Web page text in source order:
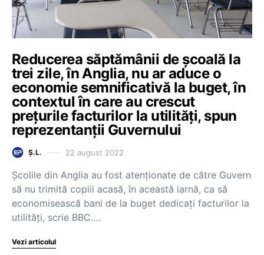
Reducerea săptămânii de școală la
trei zile, în Anglia, nu ar aduce o
economie semnificativă la buget, în
contextul în care au crescut
prețurile facturilor la utilități, spun
reprezentanții Guvernului
Ș.L. 22 august 2022
Școlile din Anglia au fost atenționate de către Guvern
să nu trimită copiii acasă, în această iarnă, ca să
economisească bani de la buget dedicați facturilor la
utilități, scrie BBC.…
Vezi articolul